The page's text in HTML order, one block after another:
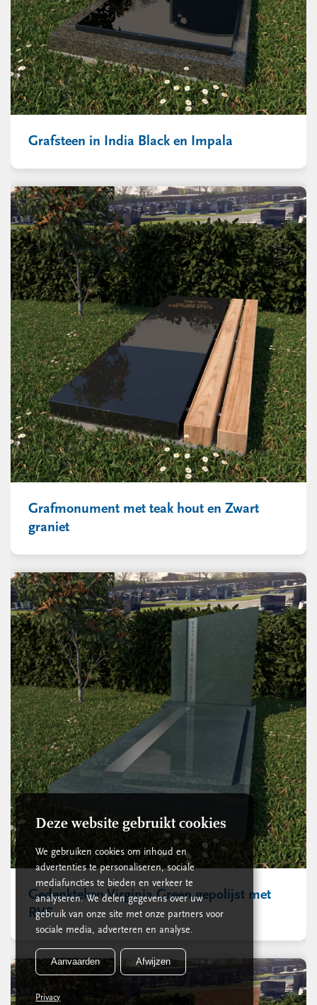
Grafsteen in India Black en Impala
Grafmonument met teak hout en Zwart
graniet
Gedenkteken Virginia Green gepolijst met
RVS
Deze website gebruikt cookies
We gebruiken cookies om inhoud en
advertenties te personaliseren, sociale
mediafuncties te bieden en verkeer te
analyseren. We delen gegevens over uw
gebruik van onze site met onze partners voor
sociale media, adverteren en analyse.
Aanvaarden Afwijzen
Privacy